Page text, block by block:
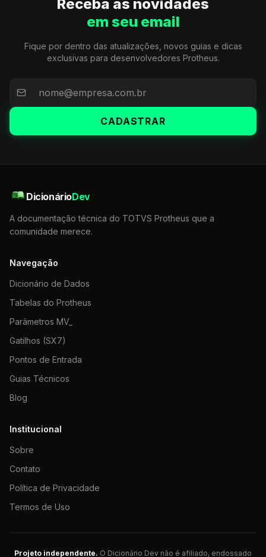
Receba as novidades
em seu email
Fique por dentro das atualizações, novos guias e dicas
exclusivas para desenvolvedores Protheus.
CADASTRAR
DicionárioDev
A documentação técnica do TOTVS Protheus que a
comunidade merece.
Navegação
Dicionário de Dados
Tabelas do Protheus
Parâmetros MV_
Gatilhos (SX7)
Pontos de Entrada
Guias Técnicos
Blog
Institucional
Sobre
Contato
Política de Privacidade
Termos de Uso
Projeto independente. O Dicionário Dev não é afiliado, endossado